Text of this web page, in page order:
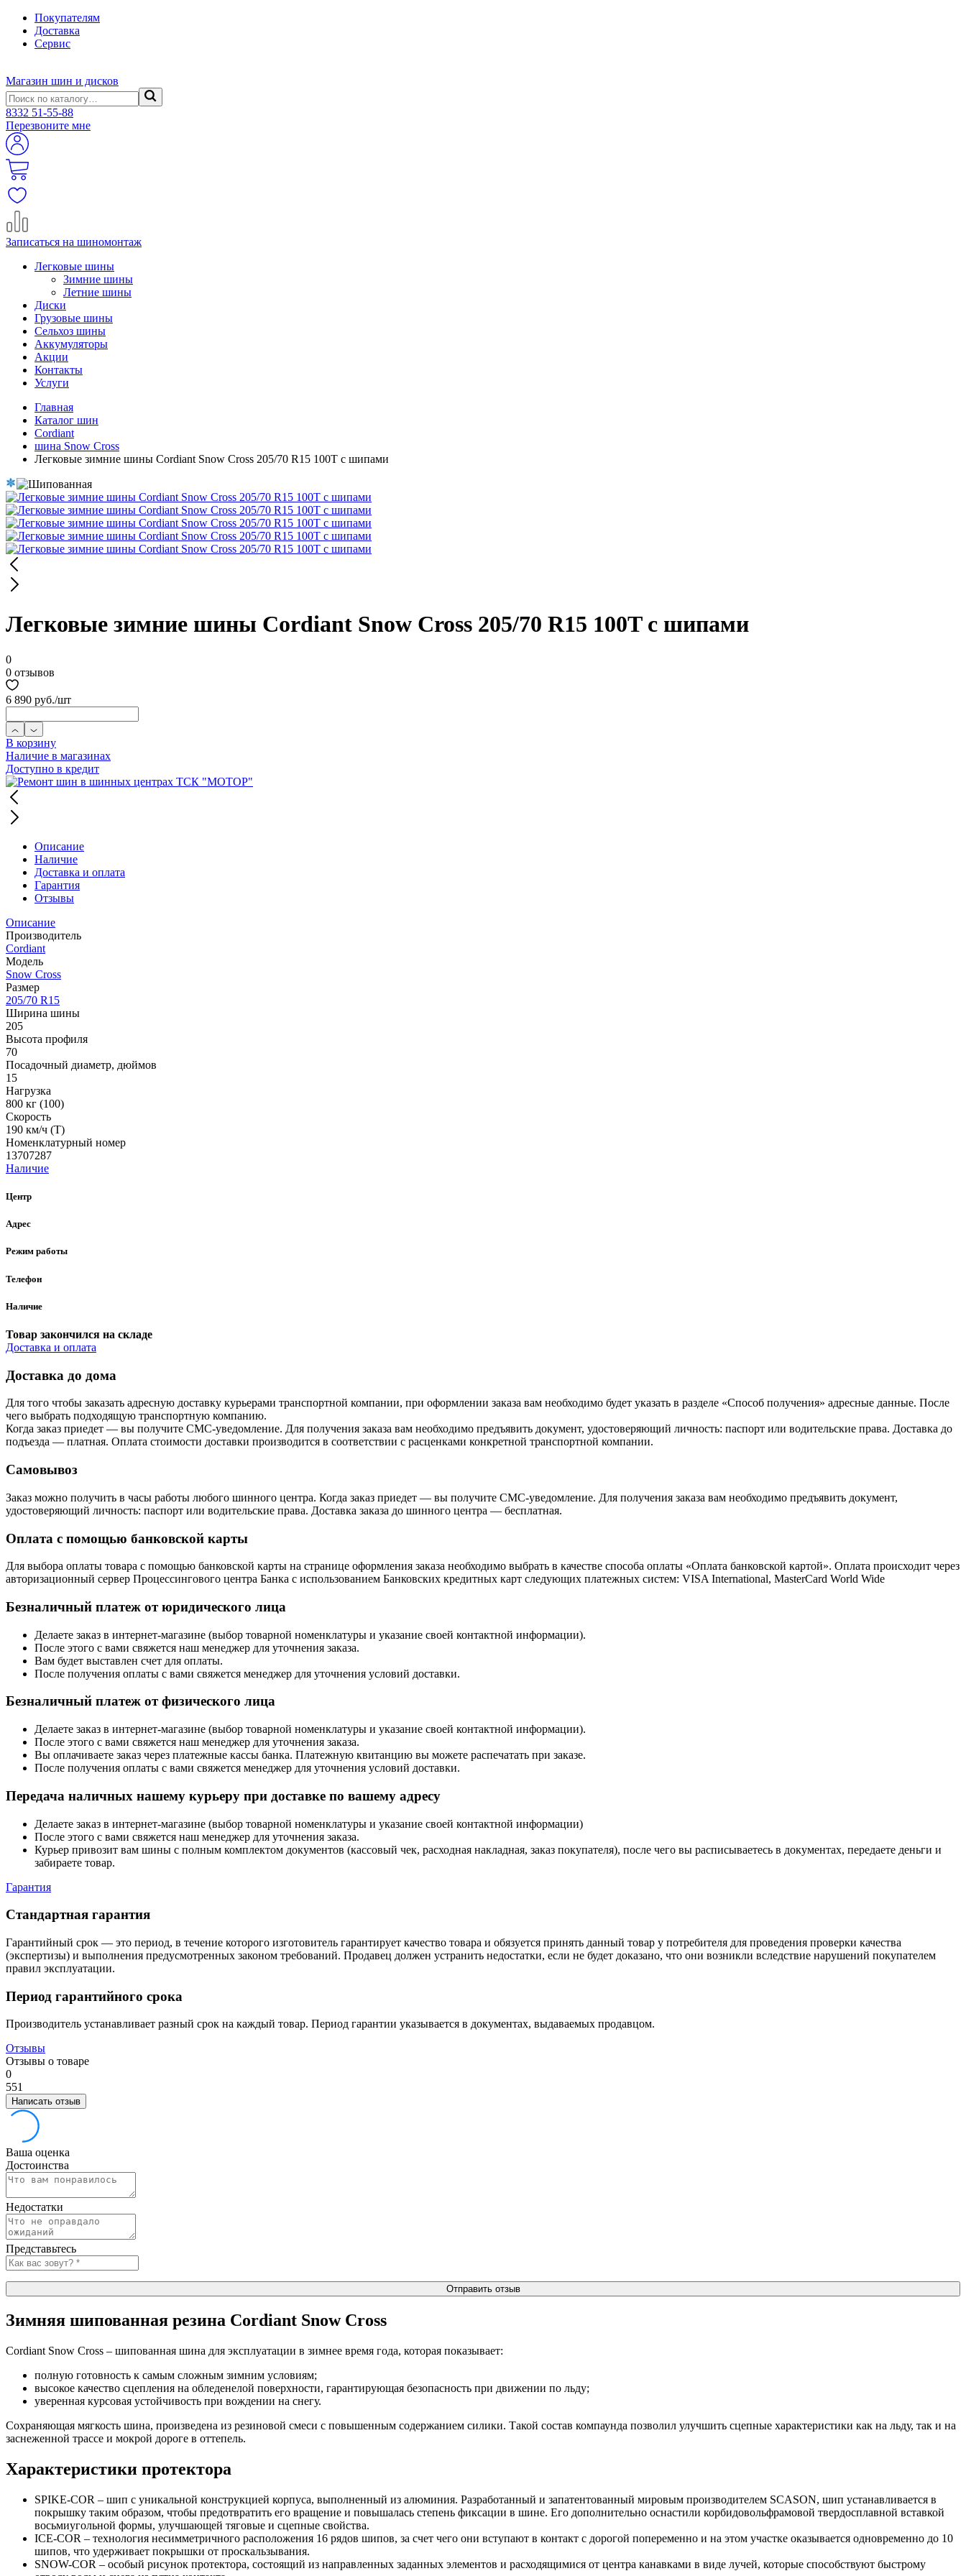
Покупателям
Доставка
Сервис
Магазин шин и дисков
8332 51-55-88
Перезвоните мне
Записаться на шиномонтаж
Легковые шины
Зимние шины
Летние шины
Диски
Грузовые шины
Сельхоз шины
Аккумуляторы
Акции
Контакты
Услуги
Главная
Каталог шин
Cordiant
шина Snow Cross
Легковые зимние шины Cordiant Snow Cross 205/70 R15 100T с шипами
Легковые зимние шины Cordiant Snow Cross 205/70 R15 100T с шипами
0
0 отзывов
6 890 руб./шт
В корзину
Наличие в магазинах
Доступно в кредит
Описание
Наличие
Доставка и оплата
Гарантия
Отзывы
Описание
Производитель
Cordiant
Модель
Snow Cross
Размер
205/70 R15
Ширина шины
205
Высота профиля
70
Посадочный диаметр, дюймов
15
Нагрузка
800 кг (100)
Скорость
190 км/ч (T)
Номенклатурный номер
13707287
Наличие
Центр
Адрес
Режим работы
Телефон
Наличие
Товар закончился на складе
Доставка и оплата
Доставка до дома
Для того чтобы заказать адресную доставку курьерами транспортной компании, при оформлении заказа вам необходимо будет указать в разделе «Способ получения» адресные данные. После
чего выбрать подходящую транспортную компанию.
Когда заказ приедет — вы получите СМС-уведомление. Для получения заказа вам необходимо предъявить документ, удостоверяющий личность: паспорт или водительские права. Доставка до
подъезда — платная. Оплата стоимости доставки производится в соответствии с расценками конкретной транспортной компании.
Самовывоз
Заказ можно получить в часы работы любого шинного центра. Когда заказ приедет — вы получите СМС-уведомление. Для получения заказа вам необходимо предъявить документ,
удостоверяющий личность: паспорт или водительские права. Доставка заказа до шинного центра — бесплатная.
Оплата с помощью банковской карты
Для выбора оплаты товара с помощью банковской карты на странице оформления заказа необходимо выбрать в качестве способа оплаты «Оплата банковской картой». Оплата происходит через
авторизационный сервер Процессингового центра Банка с использованием Банковских кредитных карт следующих платежных систем: VISA International, MasterCard World Wide
Безналичный платеж от юридического лица
Делаете заказ в интернет-магазине (выбор товарной номенклатуры и указание своей контактной информации).
После этого с вами свяжется наш менеджер для уточнения заказа.
Вам будет выставлен счет для оплаты.
После получения оплаты с вами свяжется менеджер для уточнения условий доставки.
Безналичный платеж от физического лица
Делаете заказ в интернет-магазине (выбор товарной номенклатуры и указание своей контактной информации).
После этого с вами свяжется наш менеджер для уточнения заказа.
Вы оплачиваете заказ через платежные кассы банка. Платежную квитанцию вы можете распечатать при заказе.
После получения оплаты с вами свяжется менеджер для уточнения условий доставки.
Передача наличных нашему курьеру при доставке по вашему адресу
Делаете заказ в интернет-магазине (выбор товарной номенклатуры и указание своей контактной информации)
После этого с вами свяжется наш менеджер для уточнения заказа.
Курьер привозит вам шины с полным комплектом документов (кассовый чек, расходная накладная, заказ покупателя), после чего вы расписываетесь в документах, передаете деньги и
забираете товар.
Гарантия
Стандартная гарантия
Гарантийный срок — это период, в течение которого изготовитель гарантирует качество товара и обязуется принять данный товар у потребителя для проведения проверки качества
(экспертизы) и выполнения предусмотренных законом требований. Продавец должен устранить недостатки, если не будет доказано, что они возникли вследствие нарушений покупателем
правил эксплуатации.
Период гарантийного срока
Производитель устанавливает разный срок на каждый товар. Период гарантии указывается в документах, выдаваемых продавцом.
Отзывы
Отзывы о товаре
0
551
Написать отзыв
Ваша оценка
Достоинства
Недостатки
Представьтесь
Отправить отзыв
Зимняя шипованная резина Cordiant Snow Cross
Cordiant Snow Cross – шипованная шина для эксплуатации в зимнее время года, которая показывает:
полную готовность к самым сложным зимним условиям;
высокое качество сцепления на обледенелой поверхности, гарантирующая безопасность при движении по льду;
уверенная курсовая устойчивость при вождении на снегу.
Сохраняющая мягкость шина, произведена из резиновой смеси с повышенным содержанием силики. Такой состав компаунда позволил улучшить сцепные характеристики как на льду, так и на
заснеженной трассе и мокрой дороге в оттепель.
Характеристики протектора
SPIKE-COR – шип с уникальной конструкцией корпуса, выполненный из алюминия. Разработанный и запатентованный мировым производителем SCASON, шип устанавливается в
покрышку таким образом, чтобы предотвратить его вращение и повышалась степень фиксации в шине. Его дополнительно оснастили корбидовольфрамовой твердосплавной вставкой
восьмиугольной формы, улучшающей тяговые и сцепные свойства.
ICE-COR – технология несимметричного расположения 16 рядов шипов, за счет чего они вступают в контакт с дорогой попеременно и на этом участке оказывается одновременно до 10
шипов, что удерживает покрышки от проскальзывания.
SNOW-COR – особый рисунок протектора, состоящий из направленных заданных элементов и расходящимися от центра канавками в виде лучей, которые способствуют быстрому